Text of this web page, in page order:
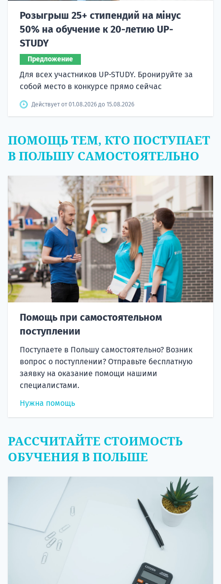
Розыгрыш 25+ стипендий на мінус
50% на обучение к 20-летию UP-
STUDY
Предложение
Для всех участников UP-STUDY. Бронируйте за
собой место в конкурсе прямо сейчас
Действует от 01.08.2026 до 15.08.2026
ПОМОЩЬ ТЕМ, КТО ПОСТУПАЕТ
В ПОЛЬШУ САМОСТОЯТЕЛЬНО
Помощь при самостоятельном
поступлении
Поступаете в Польшу самостоятельно? Возник
вопрос о поступлении? Отправьте бесплатную
заявку на оказание помощи нашими
специалистами.
Нужна помощь
РАССЧИТАЙТЕ СТОИМОСТЬ
ОБУЧЕНИЯ В ПОЛЬШЕ